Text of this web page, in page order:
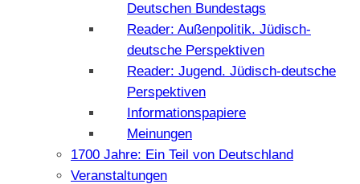
Deutschen Bundestags
Reader: Außenpolitik. Jüdisch-
deutsche Perspektiven
Reader: Jugend. Jüdisch-deutsche
Perspektiven
Informationspapiere
Meinungen
1700 Jahre: Ein Teil von Deutschland
Veranstaltungen